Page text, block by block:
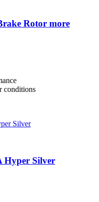
Rotor more
conditions
Silver